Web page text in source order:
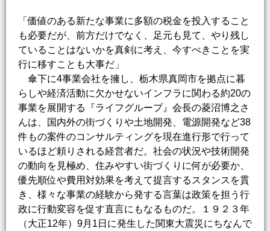
「価値のある新たな事業に多額の税金を投入すること
も必要だが、前方だけでなく、足元も見て、やり残し
ていることはないかを真剣に考え、今すべきことを実
行に移すことも大事だ」
傘下に4事業会社を擁し、栃木県真岡市を拠点に暮
らしや経済活動に欠かせないインフラに関わる約20の
事業を展開する『ライフグループ』会長の菱沼博之さ
んは、国内外の街づくりや土地開発、電源開発など38
件もの案件のコンサルティングを現在進行形で行って
いるほど頼りされる経営者だ。社会の状況や技術開発
の動向を見極め、住みやすい街づくりに何が必要か、
優先順位や費用対効果を考えて提言するスタンスを貫
き、様々な事業の経験から発する言葉は政策を担う行
政に行動変容を促す直言にもなるものだ。１９２３年
（大正12年）9月1日に発生した関東大震災にちなんで